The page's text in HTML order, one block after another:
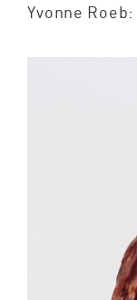
Yvonne Roeb: